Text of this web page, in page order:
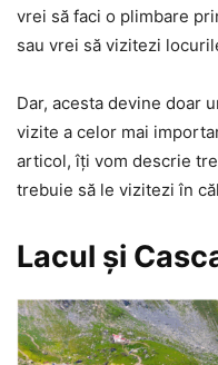
vrei să faci o plimbare
sau vrei să vizitezi
Dar, acesta devine doar
vizite a celor mai
articol, îți vom descrie
trebuie să le vizitezi în
Lacul și